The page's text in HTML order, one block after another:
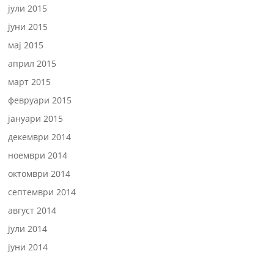
јули 2015
јуни 2015
мај 2015
април 2015
март 2015
февруари 2015
јануари 2015
декември 2014
ноември 2014
октомври 2014
септември 2014
август 2014
јули 2014
јуни 2014